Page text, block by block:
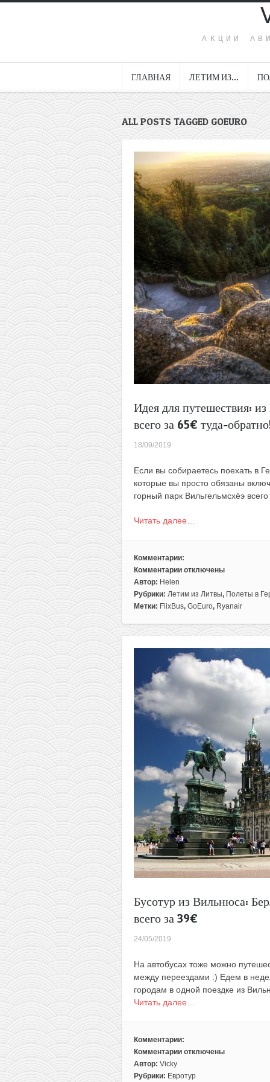
АКЦИИ
ГЛАВНАЯ ЛЕТИМ ИЗ…
ALL POSTS TAGGED GOEURO
Идея для путешествия:
всего за 65€ туда-
18/09/2019
Если вы собираетесь поехать в
которые вы просто обязаны
горный парк Вильгельмсхёэ
Читать далее…
Комментарии:
Комментарии
к
записи
Идея
путешествия:
горный
парк
Вильгельмсхёэ
всего
отключены
Автор: Helen
Рубрики: Летим из Литвы, Полеты в
Метки: FlixBus, GoEuro, Ryanair
Бусотур из Вильнюса:
всего за 39€
24/05/2019
На автобусах тоже можно
между переездами :) Едем в
городам в одной поездке из
Читать далее…
Комментарии:
Комментарии
к
записи
отключены
Автор: Vicky
Рубрики: Евротур